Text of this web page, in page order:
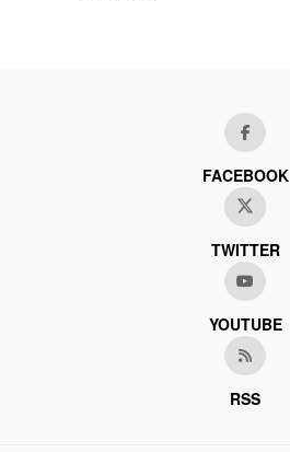
FACEBOOK
TWITTER
YOUTUBE
RSS